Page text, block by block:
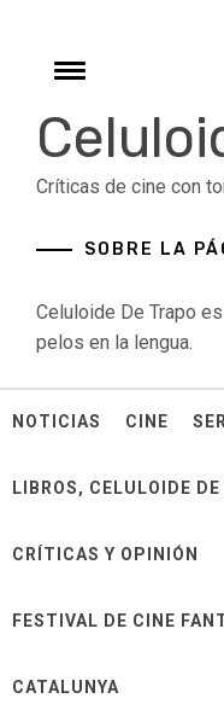
contentToggle
Críticas de cine con
SOBRE LA
Celuloide De Trapo
pelos en la lengua.
NOTICIAS CINE
LIBROS, CELULOIDE
CRÍTICAS Y OPINIÓN
FESTIVAL DE CINE
CATALUNYA